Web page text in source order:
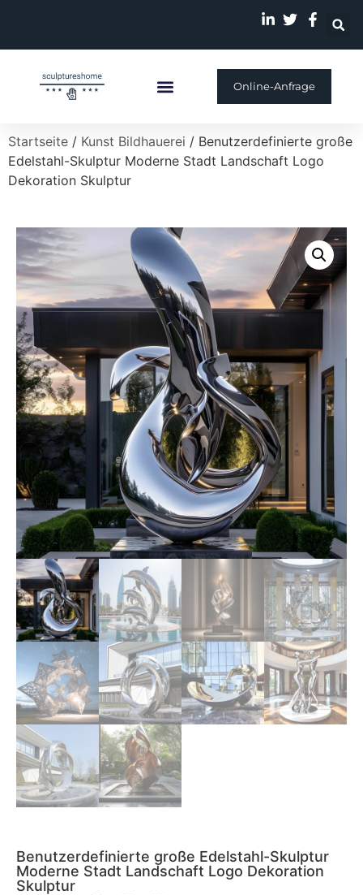
Online-Anfrage
Startseite / Kunst Bildhauerei / Benutzerdefinierte große
Edelstahl-Skulptur Moderne Stadt Landschaft Logo
Dekoration Skulptur
Benutzerdefinierte große Edelstahl-Skulptur
Moderne Stadt Landschaft Logo Dekoration
Skulptur